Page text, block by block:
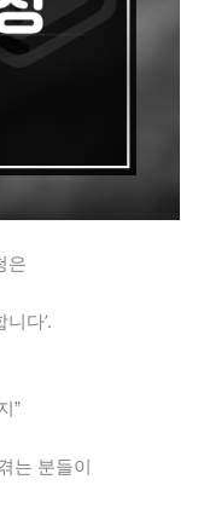
은
다’.
”
는 분들이